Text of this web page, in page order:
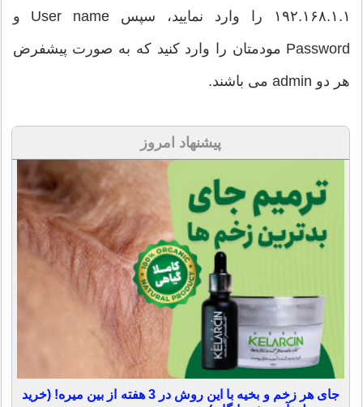
۱۹۲.۱۶۸.۱.۱ را وارد نمایید، سپس User name و
Password مودمتان را وارد کنید که به صورت پیشفرض
هر دو admin می باشند.
پیشنهاد امروز
جای هر زخم و بخیه با این روش در 3 هفته از بین میره! (خرید